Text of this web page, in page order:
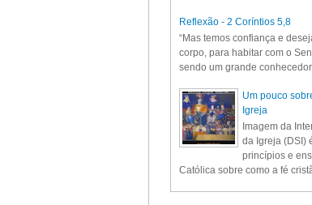
Reflexão - 2 Coríntios 5,8
“Mas temos confiança e
corpo, para habitar com o
sendo um grande
Um pouco
Igreja
Imagem da
da Igreja (DSI)
princípios e
Católica sobre como a fé